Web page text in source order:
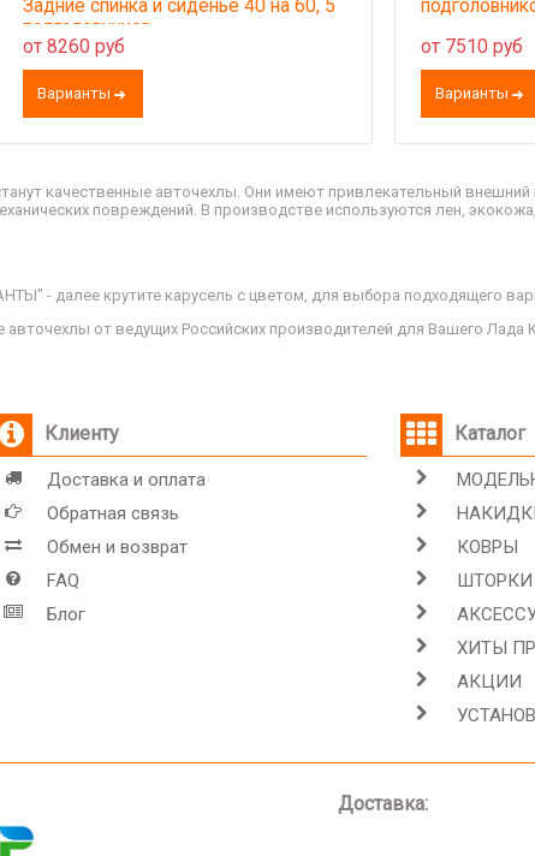
Задние спинка и сиденье 40 на 60, 5
подголовников.
от 8260 руб
Варианты
от 7510 руб
Варианты
качественные авточехлы. Они имеют привлекательный
повреждений. В производстве используются лен,
- далее крутите карусель с цветом, для выбора подходящего
от ведущих Российских производителей для Вашего
Клиенту
Доставка и оплата
Обратная связь
Обмен и возврат
FAQ
Блог
Каталог
КОВРЫ
ХИТЫ
АКЦИИ
Доставка: